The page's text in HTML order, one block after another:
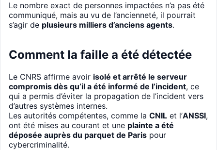
Le nombre exact de personnes impactées n’a pas été
communiqué, mais au vu de l’ancienneté, il pourrait
s’agir de plusieurs milliers d’anciens agents.
Comment la faille a été détectée
Le CNRS affirme avoir isolé et arrêté le serveur
compromis dès qu’il a été informé de l’incident, ce
qui a permis d’éviter la propagation de l’incident vers
d’autres systèmes internes.
Les autorités compétentes, comme laCNIL et l’ANSSI,
ont été mises au courant et une plainte a été
déposée auprès du parquet de Paris pour
cybercriminalité.